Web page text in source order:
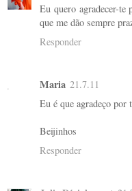
Eu quero agradecer-te
que me dão sempre
Responder
Maria 21.7.11
Eu é que agradeço por
Beijinhos
Responder